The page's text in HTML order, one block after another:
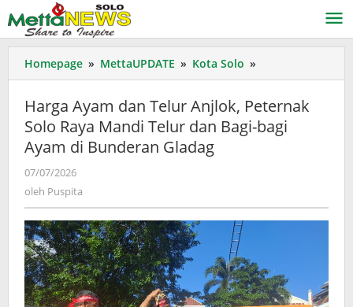
ke
konten
Homepage » MettaUPDATE » Kota Solo »
Ayam
Telur
Anjlok,
Telur
bagi
Ayam
di
Harga Ayam dan Telur Anjlok, Peternak
Solo Raya Mandi Telur dan Bagi-bagi
Ayam di Bunderan Gladag
07/07/2026
oleh Puspita